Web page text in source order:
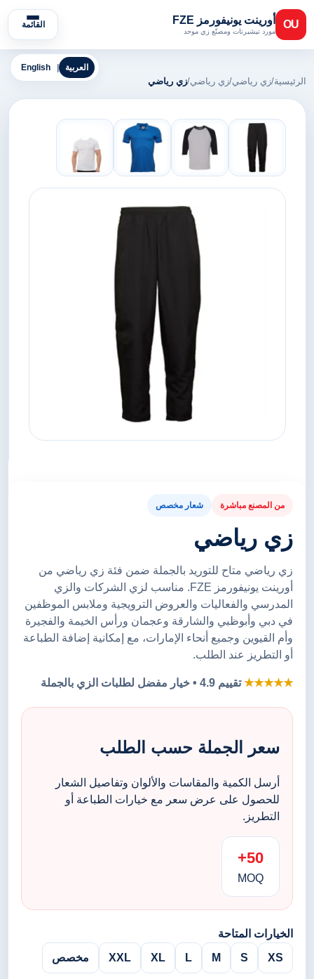
OU أورينت يونيفورمز FZE
مورد تيشيرتات ومصنّع زي موحد
القائمة
English العربية
الرئيسية/زي رياضي/زي رياضي/زي رياضي
من المصنع مباشرة شعار مخصص
زي رياضي
زي رياضي متاح للتوريد بالجملة ضمن فئة زي رياضي من
أورينت يونيفورمز FZE. مناسب لزي الشركات والزي
المدرسي والفعاليات والعروض الترويجية وملابس الموظفين
في دبي وأبوظبي والشارقة وعجمان ورأس الخيمة والفجيرة
وأم القيوين وجميع أنحاء الإمارات، مع إمكانية إضافة الطباعة
أو التطريز عند الطلب.
★★★★★تقييم 4.9 • خيار مفضل لطلبات الزي بالجملة
سعر الجملة حسب الطلب
أرسل الكمية والمقاسات والألوان وتفاصيل الشعار
للحصول على عرض سعر مع خيارات الطباعة أو
التطريز.
50+
MOQ
الخيارات المتاحة
XS
S
M
L
XL
XXL مخصص